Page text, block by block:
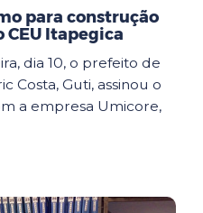
para construção
Itapegica
dia 10, o prefeito de
Costa, Guti, assinou o
a empresa Umicore,